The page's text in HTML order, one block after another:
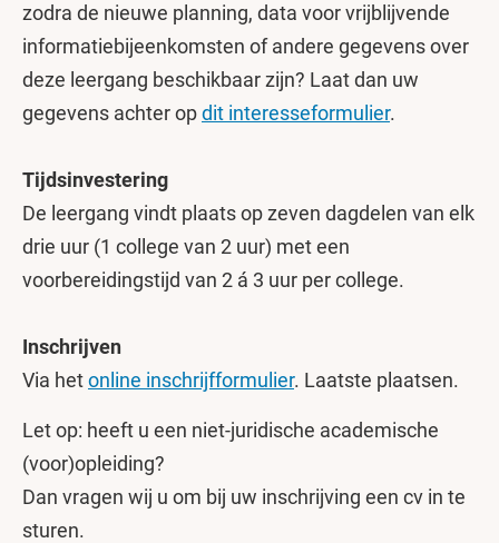
zodra de nieuwe planning, data voor vrijblijvende
informatiebijeenkomsten of andere gegevens over
deze leergang beschikbaar zijn? Laat dan uw
gegevens achter opdit interesseformulier.
Tijdsinvestering
De leergang vindt plaats op zeven dagdelen van elk
drie uur (1 college van 2 uur) met een
voorbereidingstijd van 2 á 3 uur per college.
Inschrijven
Via hetonline inschrijfformulier. Laatste plaatsen.
Let op: heeft u een niet-juridische academische
(voor)opleiding?
Dan vragen wij u om bij uw inschrijving een cv in te
sturen.